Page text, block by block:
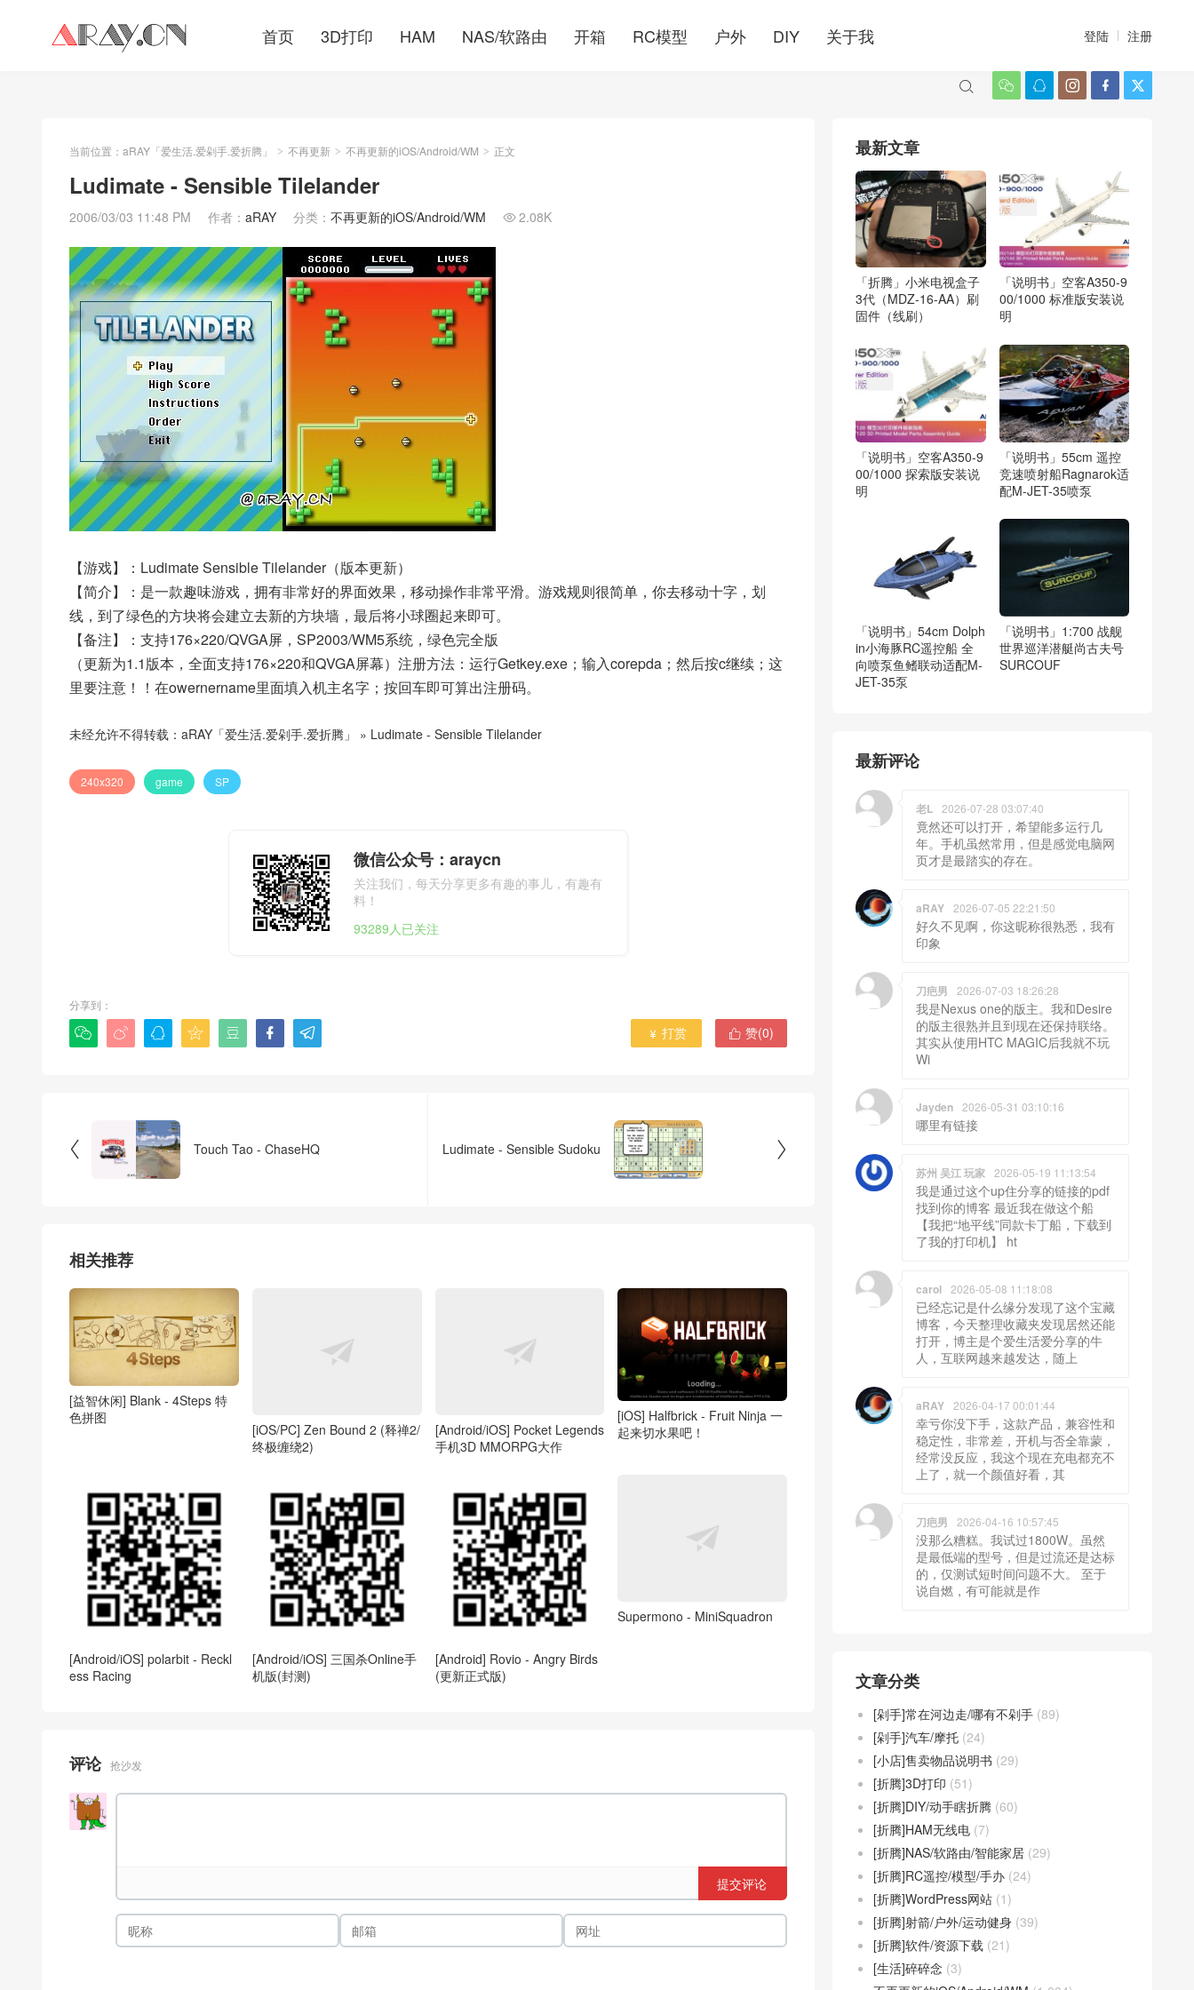
首页 3D打印 HAM NAS/软路由 开箱 RC模型 户外 DIY 关于我 登陆 注册
    

当前位置： aRAY「爱生活.爱剁手.爱折腾」 > 不再更新 > 不再更新的iOS/Android/WM > 正文
Ludimate - Sensible Tilelander
2006/03/03 11:48 PM 作者： aRAY 分类： 不再更新的iOS/Android/WM  2.08K
【游戏】：Ludimate Sensible Tilelander（版本更新）
【简介】：是一款趣味游戏，拥有非常好的界面效果，移动操作非常平滑。游戏规则很简单，你去移动十字，划
线，到了绿色的方块将会建立去新的方块墙，最后将小球圈起来即可。
【备注】：支持176×220/QVGA屏，SP2003/WM5系统，绿色完全版
（更新为1.1版本，全面支持176×220和QVGA屏幕）注册方法：运行Getkey.exe；输入corepda；然后按c继续；这
里要注意！！在owernername里面填入机主名字；按回车即可算出注册码。
未经允许不得转载： aRAY「爱生活.爱剁手.爱折腾」 » Ludimate - Sensible Tilelander
240x320 game SP
微信公众号：araycn
关注我们，每天分享更多有趣的事儿，有趣有
料！
93289人已关注
分享到：
        赞(0)
 打赏
 Touch Tao - ChaseHQ 
Ludimate - Sensible Sudoku
相关推荐
[益智休闲] Blank - 4Steps 特
色拼图
[iOS/PC] Zen Bound 2 (释禅2/
终极缠绕2)
[Android/iOS] Pocket Legends
手机3D MMORPG大作
[iOS] Halfbrick - Fruit Ninja 一
起来切水果吧！
[Android/iOS] polarbit - Reckl
ess Racing
[Android/iOS] 三国杀Online手
机版(封测)
[Android] Rovio - Angry Birds
(更新正式版)
Supermono - MiniSquadron
评论 抢沙发
提交评论
最新文章
「折腾」小米电视盒子
3代（MDZ-16-AA）刷
固件（线刷）
「说明书」空客A350-9
00/1000 标准版安装说
明
「说明书」空客A350-9
00/1000 探索版安装说
明
「说明书」55cm 遥控
竞速喷射船Ragnarok适
配M-JET-35喷泵
「说明书」54cm Dolph
in小海豚RC遥控船 全
向喷泵鱼鳍联动适配M-
JET-35泵
「说明书」1:700 战舰
世界巡洋潜艇尚古夫号
SURCOUF
最新评论
老L 2026-07-28 03:07:40
竟然还可以打开，希望能多运行几
年。手机虽然常用，但是感觉电脑网
页才是最踏实的存在。
aRAY 2026-07-05 22:21:50
好久不见啊，你这昵称很熟悉，我有
印象
刀疤男 2026-07-03 18:26:28
我是Nexus one的版主。我和Desire
的版主很熟并且到现在还保持联络。
其实从使用HTC MAGIC后我就不玩
Wi
Jayden 2026-05-31 03:10:16
哪里有链接
苏州 吴江 玩家 2026-05-19 11:13:54
我是通过这个up住分享的链接的pdf
找到你的博客 最近我在做这个船
【我把“地平线”同款卡丁船，下载到
了我的打印机】 ht
carol 2026-05-08 11:18:08
已经忘记是什么缘分发现了这个宝藏
博客，今天整理收藏夹发现居然还能
打开，博主是个爱生活爱分享的牛
人，互联网越来越发达，随上
aRAY 2026-04-17 00:01:44
幸亏你没下手，这款产品，兼容性和
稳定性，非常差，开机与否全靠蒙，
经常没反应，我这个现在充电都充不
上了，就一个颜值好看，其
刀疤男 2026-04-16 10:57:45
没那么糟糕。我试过1800W。虽然
是最低端的型号，但是过流还是达标
的，仅测试短时间问题不大。 至于
说自燃，有可能就是作
文章分类
[剁手]常在河边走/哪有不剁手 (89)
[剁手]汽车/摩托 (24)
[小店]售卖物品说明书 (29)
[折腾]3D打印 (51)
[折腾]DIY/动手瞎折腾 (60)
[折腾]HAM无线电 (7)
[折腾]NAS/软路由/智能家居 (29)
[折腾]RC遥控/模型/手办 (24)
[折腾]WordPress网站 (1)
[折腾]射箭/户外/运动健身 (39)
[折腾]软件/资源下载 (21)
[生活]碎碎念 (3)